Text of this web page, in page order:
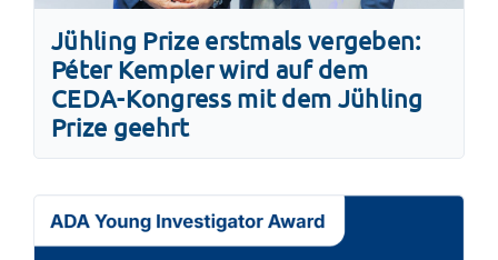
Jühling Prize erstmals vergeben:
Péter Kempler wird auf dem
CEDA-Kongress mit dem Jühling
Prize geehrt